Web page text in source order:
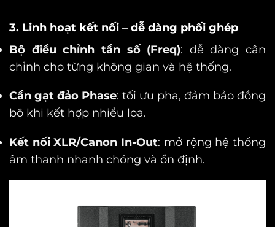
3. Linh hoạt kết nối – dễ dàng phối ghép
Bộ điều chỉnh tần số (Freq): dễ dàng cân
chỉnh cho từng không gian và hệ thống.
Cần gạt đảo Phase: tối ưu pha, đảm bảo đồng
bộ khi kết hợp nhiều loa.
Kết nối XLR/Canon In-Out: mở rộng hệ thống
âm thanh nhanh chóng và ổn định.